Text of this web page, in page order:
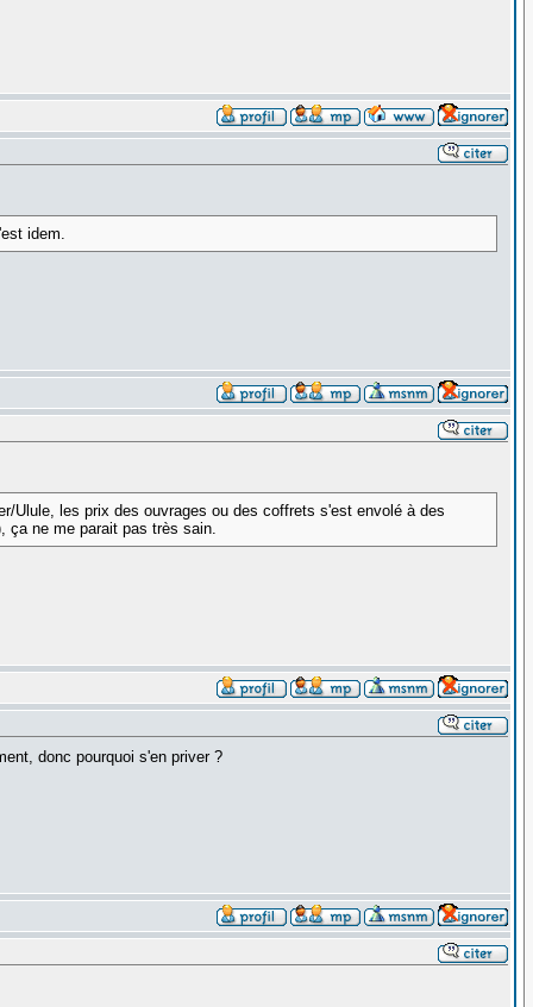
idem.
Ulule, les prix des ouvrages ou des coffrets s'est envolé à des
ça ne me parait pas très sain.
donc pourquoi s'en priver ?